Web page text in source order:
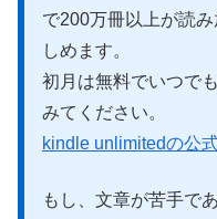
で200万冊以上が読
しめます。
初月は無料でいつで
みてください。
kindle unlimitedの公
もし、文章が苦手で